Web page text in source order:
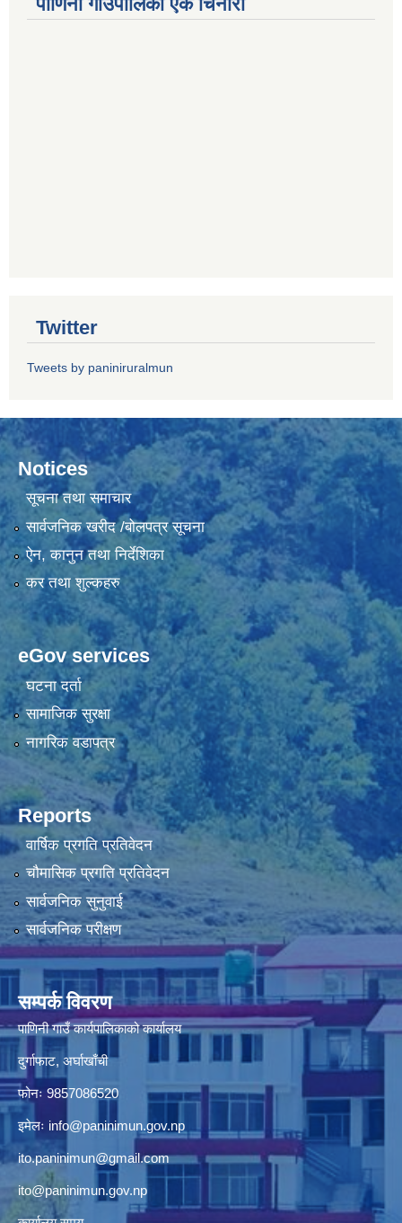
Twitter
Tweets by paniniruralmun
Notices
सूचना तथा समाचार
सार्वजनिक खरीद /बोलपत्र सूचना
ऐन, कानुन तथा निर्देशिका
कर तथा शुल्कहरु
eGov services
घटना दर्ता
सामाजिक सुरक्षा
नागरिक वडापत्र
Reports
वार्षिक प्रगति प्रतिवेदन
चौमासिक प्रगति प्रतिवेदन
सार्वजनिक सुनुवाई
सार्वजनिक परीक्षण
सम्पर्क विवरण
पाणिनी गाउँ कार्यपालिकाको कार्यालय
दुर्गाफाट, अर्घाखाँची
फोनः 9857086520
इमेलः info@paninimun.gov.np
ito.paninimun@gmail.com
ito@paninimun.gov.np